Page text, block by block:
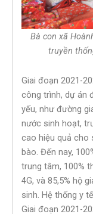
Bà con xã
truyền
Giai đoạn 2021-
công trình, dự án
yếu, như đường
nước sinh hoạt,
cao hiệu quả cho
bào. Đến nay,
trung tâm, 100%
4G, và 85,5% hộ
sinh. Hệ thống y
Giai đoạn 2021-